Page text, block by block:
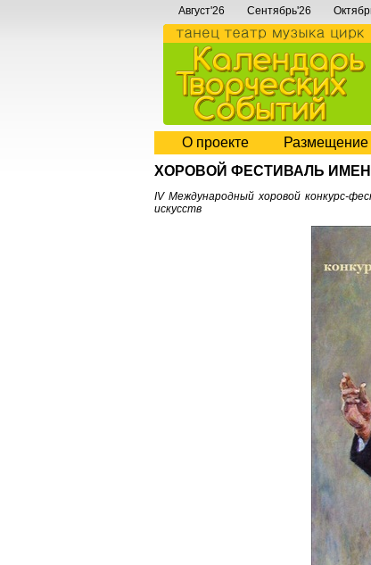
Август'26 Сентябрь'26
О проекте
ХОРОВОЙ ФЕСТИВАЛЬ
IV Международный хоровой конкурс-
искусств